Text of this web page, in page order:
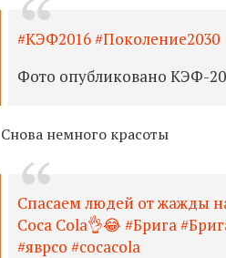
#КЭФ2016 #Поколение2030
Фото опубликовано КЭФ-
Снова немного красоты
Спасаем людей от жажды
Coca Cola👌😂 #Брига
#яврсо #cocacola